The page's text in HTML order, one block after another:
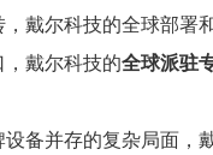
戴尔科技的全球部
戴尔科技的全球派驻
备并存的复杂局面，